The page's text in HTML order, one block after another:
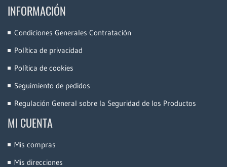
INFORMACIÓN
Condiciones Generales Contratación
Política de privacidad
Política de cookies
Seguimiento de pedidos
Regulación General sobre la Seguridad de los Productos
MI CUENTA
Mis compras
Mis direcciones